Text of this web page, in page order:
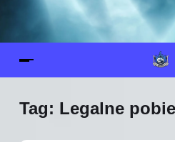
Tag: Legalne